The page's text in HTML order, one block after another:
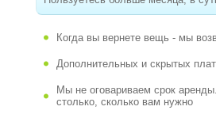
Когда вы вернете вещь - мы
Дополнительных и скрытых
Мы не оговариваем срок
столько, сколько вам нужно